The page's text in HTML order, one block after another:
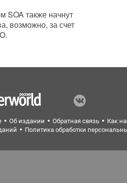
SOA также начнут
возможно, за счет
Об издании Обратная связь Как
Политика обработки